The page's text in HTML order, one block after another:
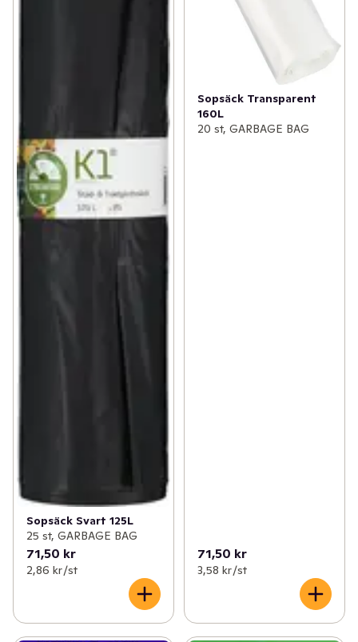
Sopsäck Svart 125L
25 st, GARBAGE BAG
71,50 kr
2,86 kr /st
Sopsäck Transparent
160L
20 st, GARBAGE BAG
71,50 kr
3,58 kr /st